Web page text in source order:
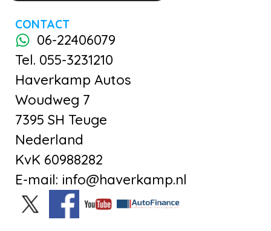
CONTACT
06-22406079
Tel. 055-3231210
Haverkamp Autos
Woudweg 7
7395 SH Teuge
Nederland
KvK 60988282
E-mail: info@haverkamp.nl